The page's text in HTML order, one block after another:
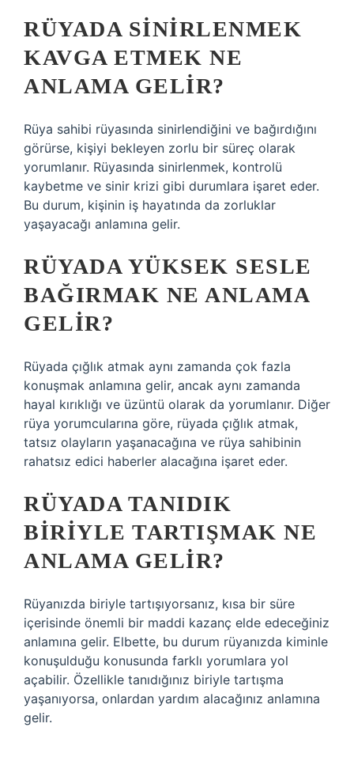
RÜYADA SINIRLENMEK
KAVGA ETMEK NE
ANLAMA GELIR?
Rüya sahibi rüyasında sinirlendiğini ve bağırdığını
görürse, kişiyi bekleyen zorlu bir süreç olarak
yorumlanır. Rüyasında sinirlenmek, kontrolü
kaybetme ve sinir krizi gibi durumlara işaret eder.
Bu durum, kişinin iş hayatında da zorluklar
yaşayacağı anlamına gelir.
RÜYADA YÜKSEK SESLE
BAĞIRMAK NE ANLAMA
GELIR?
Rüyada çığlık atmak aynı zamanda çok fazla
konuşmak anlamına gelir, ancak aynı zamanda
hayal kırıklığı ve üzüntü olarak da yorumlanır. Diğer
rüya yorumcularına göre, rüyada çığlık atmak,
tatsız olayların yaşanacağına ve rüya sahibinin
rahatsız edici haberler alacağına işaret eder.
RÜYADA TANIDIK
BIRIYLE TARTIŞMAK NE
ANLAMA GELIR?
Rüyanızda biriyle tartışıyorsanız, kısa bir süre
içerisinde önemli bir maddi kazanç elde edeceğiniz
anlamına gelir. Elbette, bu durum rüyanızda kiminle
konuşulduğu konusunda farklı yorumlara yol
açabilir. Özellikle tanıdığınız biriyle tartışma
yaşanıyorsa, onlardan yardım alacağınız anlamına
gelir.